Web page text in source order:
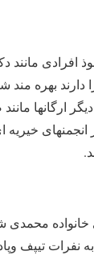
افرادی مانند
بهره مند
ارگانها
انجمنهای
خانواده محمدی
به نفرات تیپف